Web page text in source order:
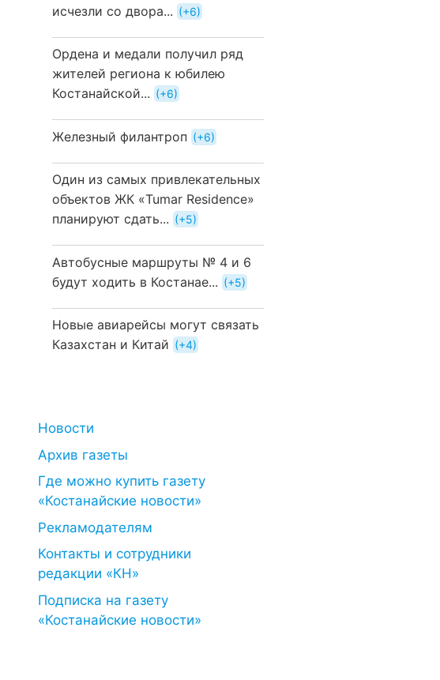
исчезли со двора...
+6
Ордена и медали получил ряд
жителей региона к юбилею
Костанайской...
+6
Железный филантроп +6
Один из самых привлекательных
объектов ЖК «Tumar Residence»
планируют сдать...
+5
Автобусные маршруты № 4 и 6
будут ходить в Костанае...
+5
Новые авиарейсы могут связать
Казахстан и Китай
+4
Новости
Архив газеты
Где можно купить газету
«Костанайские новости»
Рекламодателям
Контакты и сотрудники
редакции «КН»
Подписка на газету
«Костанайские новости»